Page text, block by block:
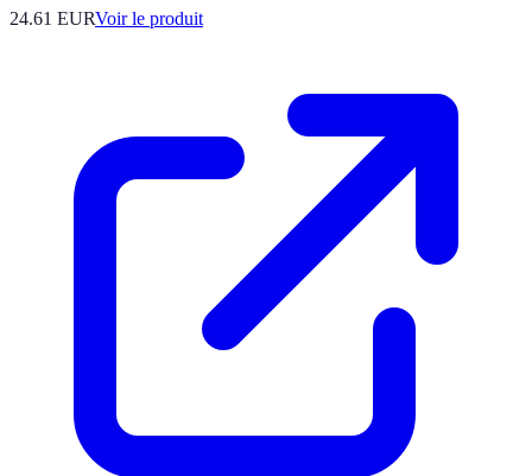
24.61 EURVoir le produit